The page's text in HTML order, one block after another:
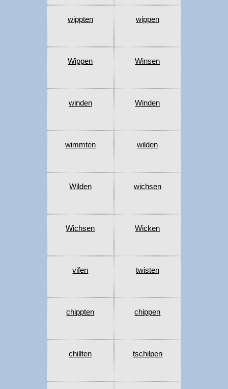
wippten wippen
Wippen Winsen
winden Winden
wimmten wilden
Wilden wichsen
Wichsen Wicken
vifen twisten
chippten chippen
chillten tschilpen